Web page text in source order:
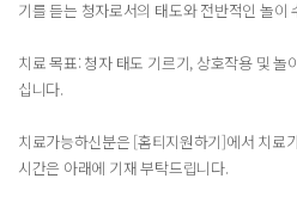
기를 듣는 청자로서의 태도와 전반적인 놀이
치료 목표: 청자 태도 기르기, 상호작용 및
십니다.
치료가능하신분은 [홈티지원하기]에서 치료
시간은 아래에 기재 부탁드립니다.